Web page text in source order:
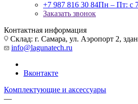
+7 987 816 30 84Пн – Пт: с
Заказать звонок
Контактная информация
Склад: г. Самара, ул. Аэропорт 2,
info@lagunatech.ru
Вконтакте
Комплектующие и аксессуары
—